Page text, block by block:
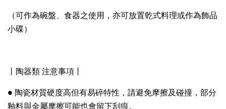
（可作為碗盤、食器之使用，亦可放置乾式料理或作為飾品
小碟）
丨陶器類 注意事項丨
● 陶瓷材質硬度高但有易碎特性，請避免摩擦及碰撞，部分
釉料與金屬摩擦可能也會留下刮痕。